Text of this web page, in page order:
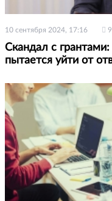
10 сентября 2024, 17:16
Скандал с
пытается уйти от